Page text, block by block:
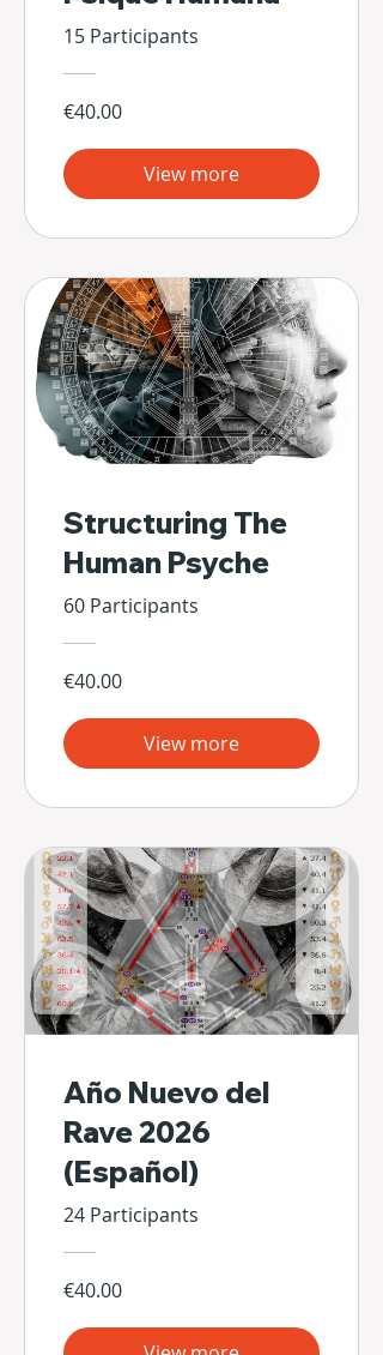
15 Participants
€40.00
View more
Structuring The
Human Psyche
60 Participants
€40.00
View more
Año Nuevo del
Rave 2026
(Español)
24 Participants
€40.00